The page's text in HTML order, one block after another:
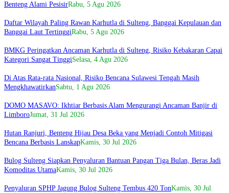
Benteng Alami PesisirRabu, 5 Agu 2026
Daftar Wilayah Paling Rawan Karhutla di Sulteng, Banggai Kepulauan dan
Banggai Laut TertinggiRabu, 5 Agu 2026
BMKG Peringatkan Ancaman Karhutla di Sulteng, Risiko Kebakaran Capai
Kategori Sangat TinggiSelasa, 4 Agu 2026
Di Atas Rata-rata Nasional, Risiko Bencana Sulawesi Tengah Masih
MengkhawatirkanSabtu, 1 Agu 2026
DOMO MASAVO: Ikhtiar Berbasis Alam Mengurangi Ancaman Banjir di
LimboroJumat, 31 Jul 2026
Hutan Ranjuri, Benteng Hijau Desa Beka yang Menjadi Contoh Mitigasi
Bencana Berbasis LanskapKamis, 30 Jul 2026
Bulog Sulteng Siapkan Penyaluran Bantuan Pangan Tiga Bulan, Beras Jadi
Komoditas UtamaKamis, 30 Jul 2026
Penyaluran SPHP Jagung Bulog Sulteng Tembus 420 TonKamis, 30 Jul